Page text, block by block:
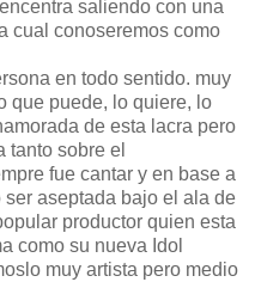
saliendo con una
cual conoseremos como
en todo sentido. muy
que puede, lo quiere, lo
de esta lacra pero
tanto sobre el
fue cantar y en base a
aseptada bajo el ala de
productor quien esta
como su nueva Idol
muy artista pero medio